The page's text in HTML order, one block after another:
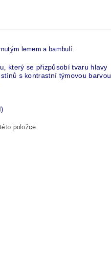
lemem a bambulí.
který se přizpůsobí tvaru hlavy
s kontrastní týmovou barvou
položce.